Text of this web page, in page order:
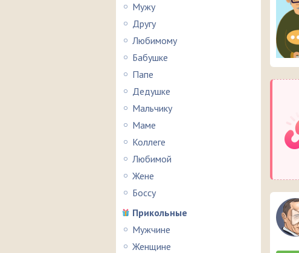
Мужу
Другу
Любимому
Бабушке
Папе
Дедушке
Мальчику
Маме
Коллеге
Любимой
Жене
Боссу
Прикольные
Мужчине
Женщине